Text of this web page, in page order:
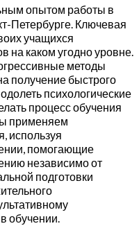
опытом работы в
Петербурге. Ключевая
учащихся
на каком угодно уровне.
методы
получение быстрого
психологические
процесс обучения
применяем
используя
помогающие
независимо от
подготовки
обучении.